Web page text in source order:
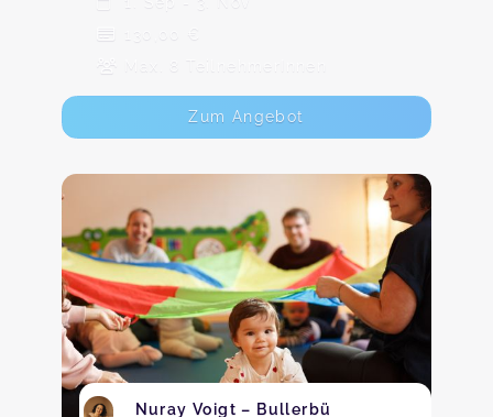
130,00 €
Max. 8 TeilnehmerInnen
Zum Angebot
Nuray Voigt – Bullerbü